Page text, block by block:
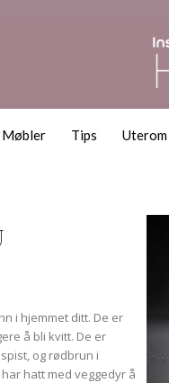
Møbler Tips Uterom
i hjemmet ditt. De er
å bli kvitt. De er
og rødbrun i
hatt med veggedyr å